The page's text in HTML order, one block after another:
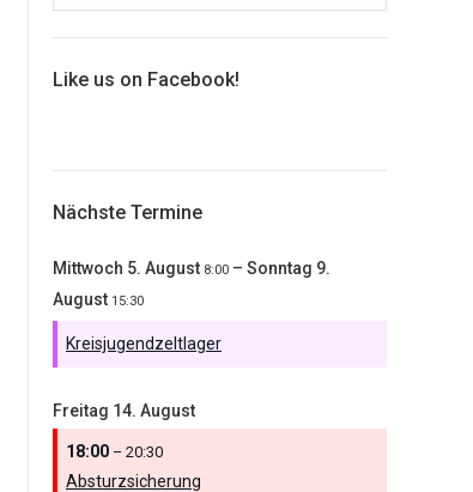
Like us on Facebook!
Nächste Termine
Mittwoch 5. August 8:00 – Sonntag 9.
August 15:30
Kreisjugendzeltlager
Freitag 14. August
18:00 – 20:30
Absturzsicherung